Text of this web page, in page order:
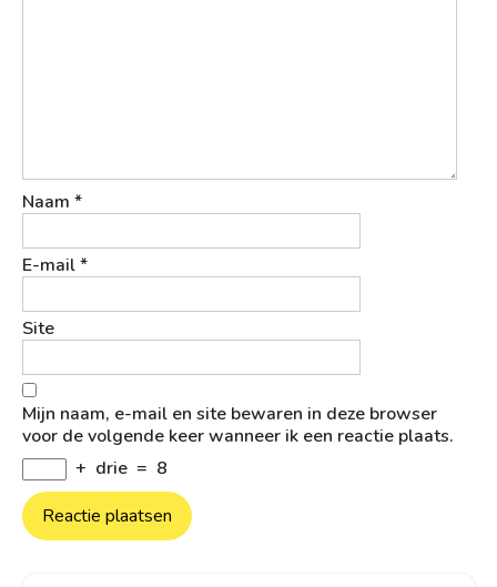
Naam *
E-mail*
Site
Mijn naam, e-mail en site bewaren in deze browser
voor de volgende keer wanneer ik een reactie plaats.
+ drie = 8